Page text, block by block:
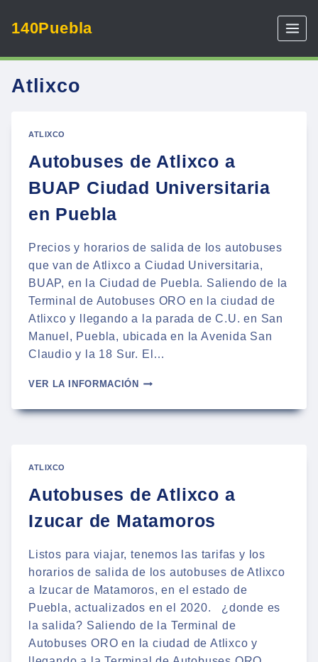
140Puebla
Atlixco
ATLIXCO
Autobuses de Atlixco a
BUAP Ciudad Universitaria
en Puebla
Precios y horarios de salida de los autobuses
que van de Atlixco a Ciudad Universitaria,
BUAP, en la Ciudad de Puebla. Saliendo de la
Terminal de Autobuses ORO en la ciudad de
Atlixco y llegando a la parada de C.U. en San
Manuel, Puebla, ubicada en la Avenida San
Claudio y la 18 Sur. El…
VER LA INFORMACIÓNAUTOBUSES
ATLIXCO
PUEBLA
ATLIXCO
Autobuses de Atlixco a
Izucar de Matamoros
Listos para viajar, tenemos las tarifas y los
horarios de salida de los autobuses de Atlixco
a Izucar de Matamoros, en el estado de
Puebla, actualizados en el 2020. ¿donde es
la salida? Saliendo de la Terminal de
Autobuses ORO en la ciudad de Atlixco y